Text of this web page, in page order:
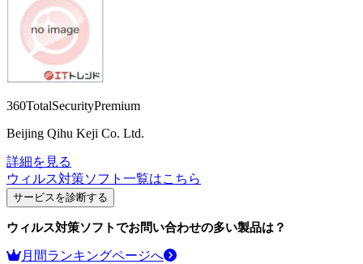
360TotalSecurityPremium
Beijing Qihu Keji Co. Ltd.
詳細を見る
ウィルス対策ソフト 一覧はこちら
サービスを診断する
ウィルス対策ソフトでお問い合わせの多い製品は？
月間ランキングページへ